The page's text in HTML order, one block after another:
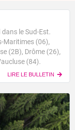
le Sud-Est.
Maritimes (06),
(2B), Drôme (26),
(84).
LIRE LE BULLETIN